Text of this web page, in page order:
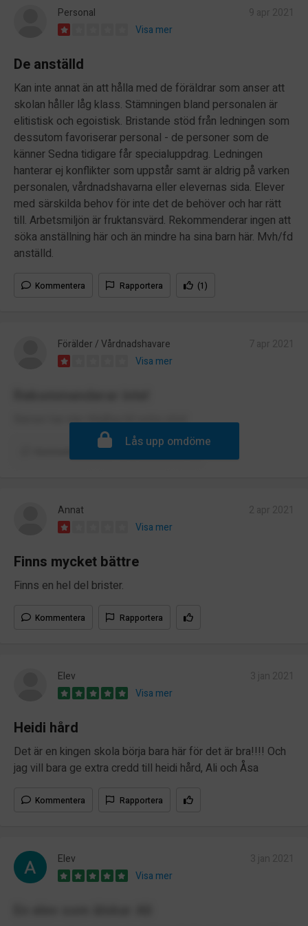
Personal
Visa mer
De anställd
Kan inte annat än att hålla med de föräldrar som anser att
skolan håller låg klass. Stämningen bland personalen är
elitistisk och egoistisk. Bristande stöd från ledningen som
dessutom favoriserar personal - de personer som de
känner Sedna tidigare får specialuppdrag. Ledningen
hanterar ej konflikter som uppstår samt är aldrig på varken
personalen, vårdnadshavarna eller elevernas sida. Elever
med särskilda behov för inte det de behöver och har rätt
till. Arbetsmiljön är fruktansvärd. Rekommenderar ingen att
söka anställning här och än mindre ha sina barn här. Mvh/fd
anställd.
Kommentera Rapportera (1)
Förälder / Vårdnadshavare
Visa mer
Barnen har inte tillgång till extra stöd.
Lås upp omdöme
Annat
Visa mer
Finns mycket bättre
Finns en hel del brister.
Kommentera Rapportera
Elev
Visa mer
Heidi hård
Det är en kingen skola börja bara här för det är bra!!!! Och
jag vill bara ge extra credd till heidi hård, Ali och Åsa
Kommentera Rapportera
Elev
Visa mer